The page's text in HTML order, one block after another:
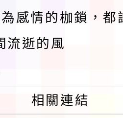
感情的枷鎖，都
流逝的風
相關連結